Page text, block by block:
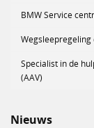
BMW Service
Specialist in de
(AAV)
Nieuws